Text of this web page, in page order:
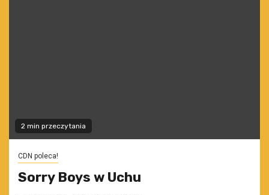
2 min przeczytania
CDN poleca!
Sorry Boys w Uchu